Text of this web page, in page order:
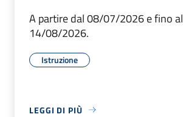
A partire dal 08/07/2026 e fino al
14/08/2026.
Istruzione
LEGGI DI PIÙ